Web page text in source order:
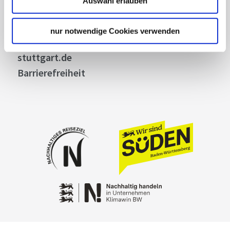
nur notwendige Cookies verwenden
Kontakt
Cookies
Impressum
stuttgart.de
Barrierefreiheit